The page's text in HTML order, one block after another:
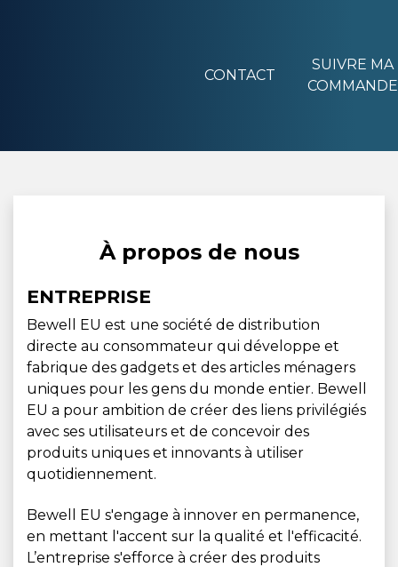
CONTACT
SUIVRE MA
COMMANDE
À propos de nous
ENTREPRISE
Bewell EU est une société de distribution
directe au consommateur qui développe et
fabrique des gadgets et des articles ménagers
uniques pour les gens du monde entier. Bewell
EU a pour ambition de créer des liens privilégiés
avec ses utilisateurs et de concevoir des
produits uniques et innovants à utiliser
quotidiennement.
Bewell EU s'engage à innover en permanence,
en mettant l'accent sur la qualité et l'efficacité.
L’entreprise s'efforce à créer des produits